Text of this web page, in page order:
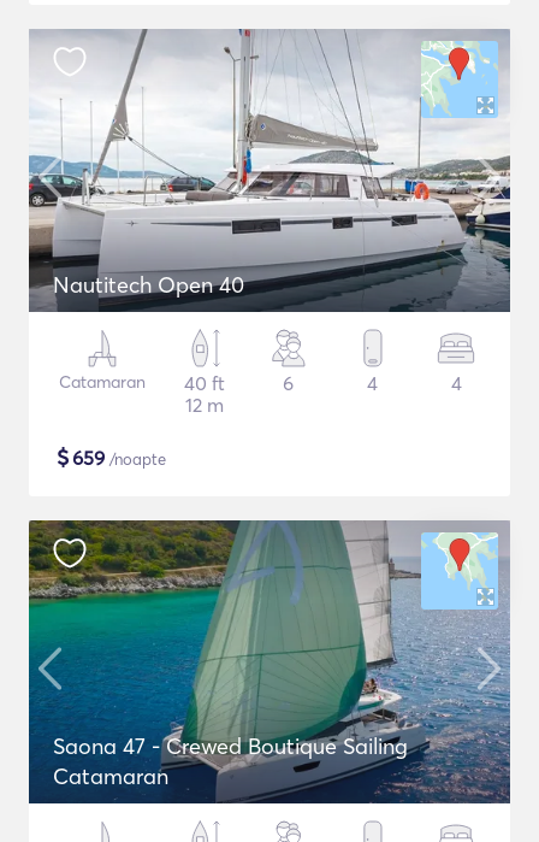
Nautitech Open 40
Catamaran
40 ft
12 m
6 4 4
$659 /noapte
Saona 47 - Crewed Boutique Sailing
Catamaran